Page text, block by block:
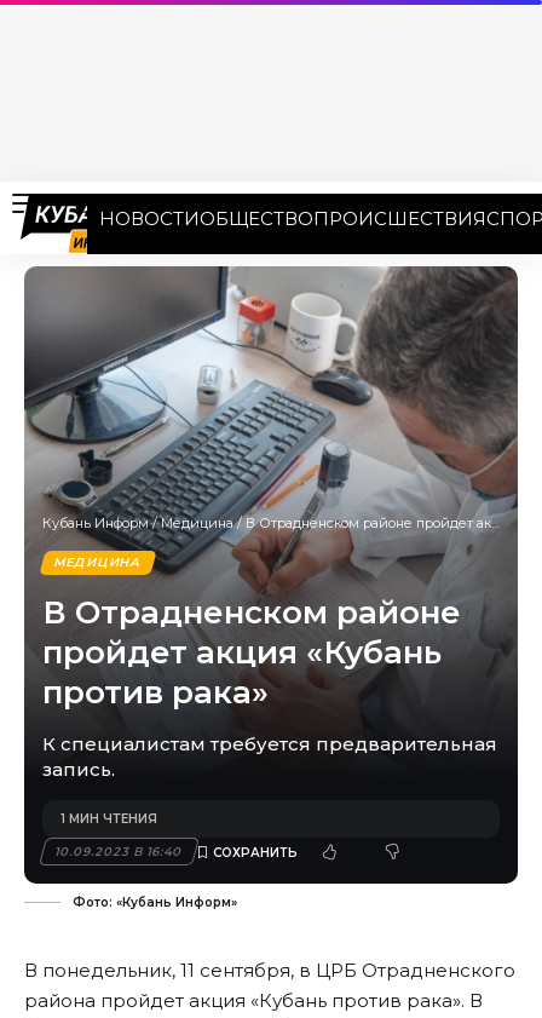
НОВОСТИОБЩЕСТВОПРОИСШЕСТВИЯ
Кубань Информ/Медицина/ В Отрадненском районе пройдет акция «Кубань против рака»
МЕДИЦИНА
В Отрадненском районе
пройдет акция «Кубань
против рака»
К специалистам требуется предварительная
запись.
10.09.2023 В 16:40
1 МИН ЧТЕНИЯ
Фото: «Кубань Информ»
В понедельник, 11 сентября, в ЦРБ Отрадненского
района пройдет акция «Кубань против рака». В